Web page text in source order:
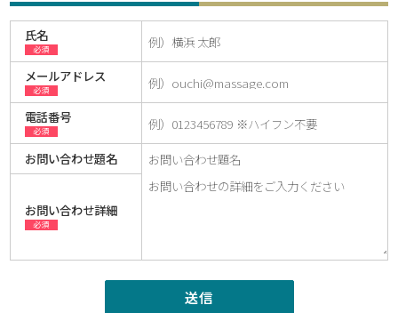
氏名
必須
メールアドレス
必須
電話番号
必須
お問い合わせ題名
お問い合わせ詳細
必須